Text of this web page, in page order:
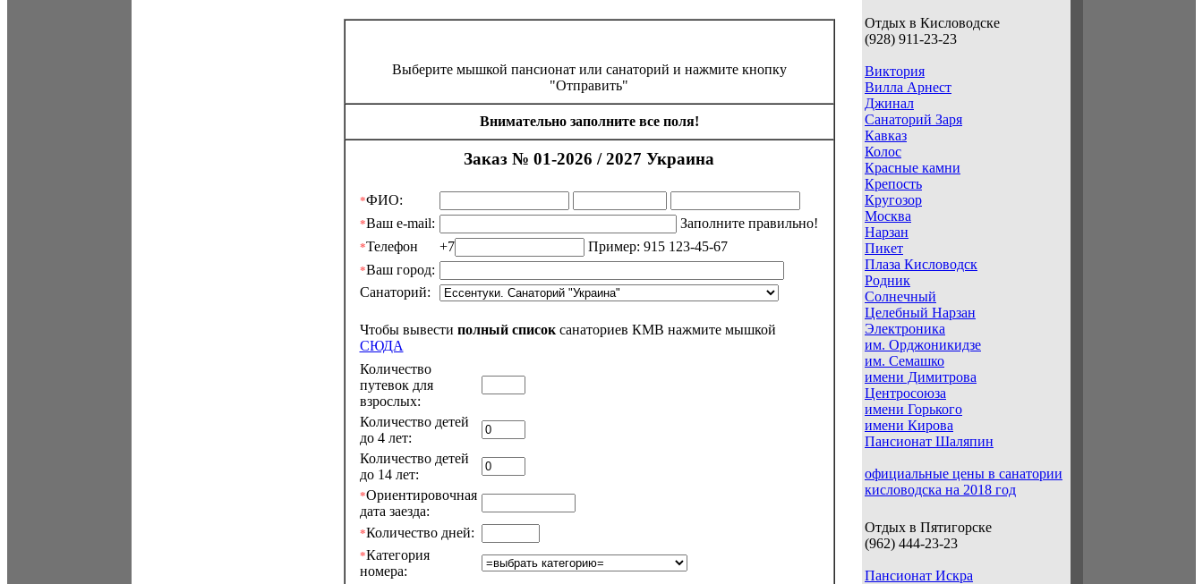
Выберите мышкой пансионат или санаторий и нажмите кнопку
"Отправить"
Внимательно заполните все поля!
Заказ № 01-2026 / 2027 Украина
*ФИО:
*Ваш e-mail: Заполните правильно!
*Телефон +7 Пример: 915 123-45-67
*Ваш город:
Санаторий:
Чтобы вывести полный список санаториев КМВ нажмите мышкой
СЮДА
Количество
путевок для
взрослых:
Количество детей
до 4 лет:
Количество детей
до 14 лет:
*Ориентировочная
дата заезда:
*Количество дней:
*Категория
номера:
Отдых в Кисловодске
(928) 911-23-23
Виктория
Вилла Арнест
Джинал
Санаторий Заря
Кавказ
Колос
Красные камни
Крепость
Кругозор
Москва
Нарзан
Пикет
Плаза Кисловодск
Родник
Солнечный
Целебный Нарзан
Электроника
им. Орджоникидзе
им. Семашко
имени Димитрова
Центросоюза
имени Горького
имени Кирова
Пансионат Шаляпин
официальные цены в санатории
кисловодска на 2018 год
Отдых в Пятигорске
(962) 444-23-23
Пансионат Искра